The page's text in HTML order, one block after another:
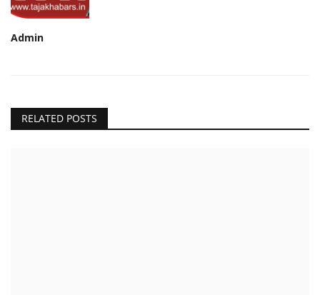
Admin
RELATED POSTS